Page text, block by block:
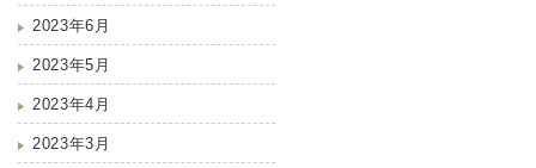
2023年6月
2023年5月
2023年4月
2023年3月